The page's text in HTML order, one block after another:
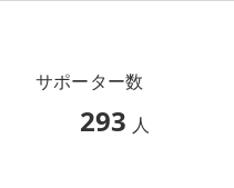
サポーター数
293 人